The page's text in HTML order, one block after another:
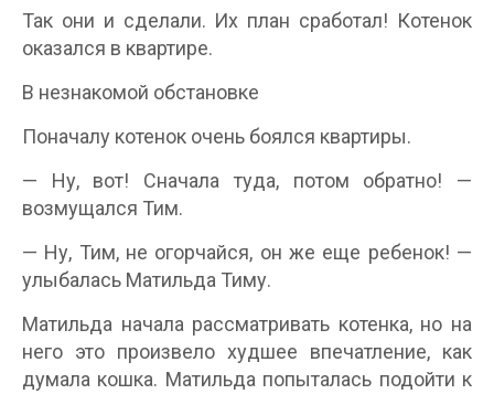
Так они и сделали. Их план сработал! Котенок
оказался в квартире.
В незнакомой обстановке
Поначалу котенок очень боялся квартиры.
— Ну, вот! Сначала туда, потом обратно! —
возмущался Тим.
— Ну, Тим, не огорчайся, он же еще ребенок! —
улыбалась Матильда Тиму.
Матильда начала рассматривать котенка, но на
него это произвело худшее впечатление, как
думала кошка. Матильда попыталась подойти к